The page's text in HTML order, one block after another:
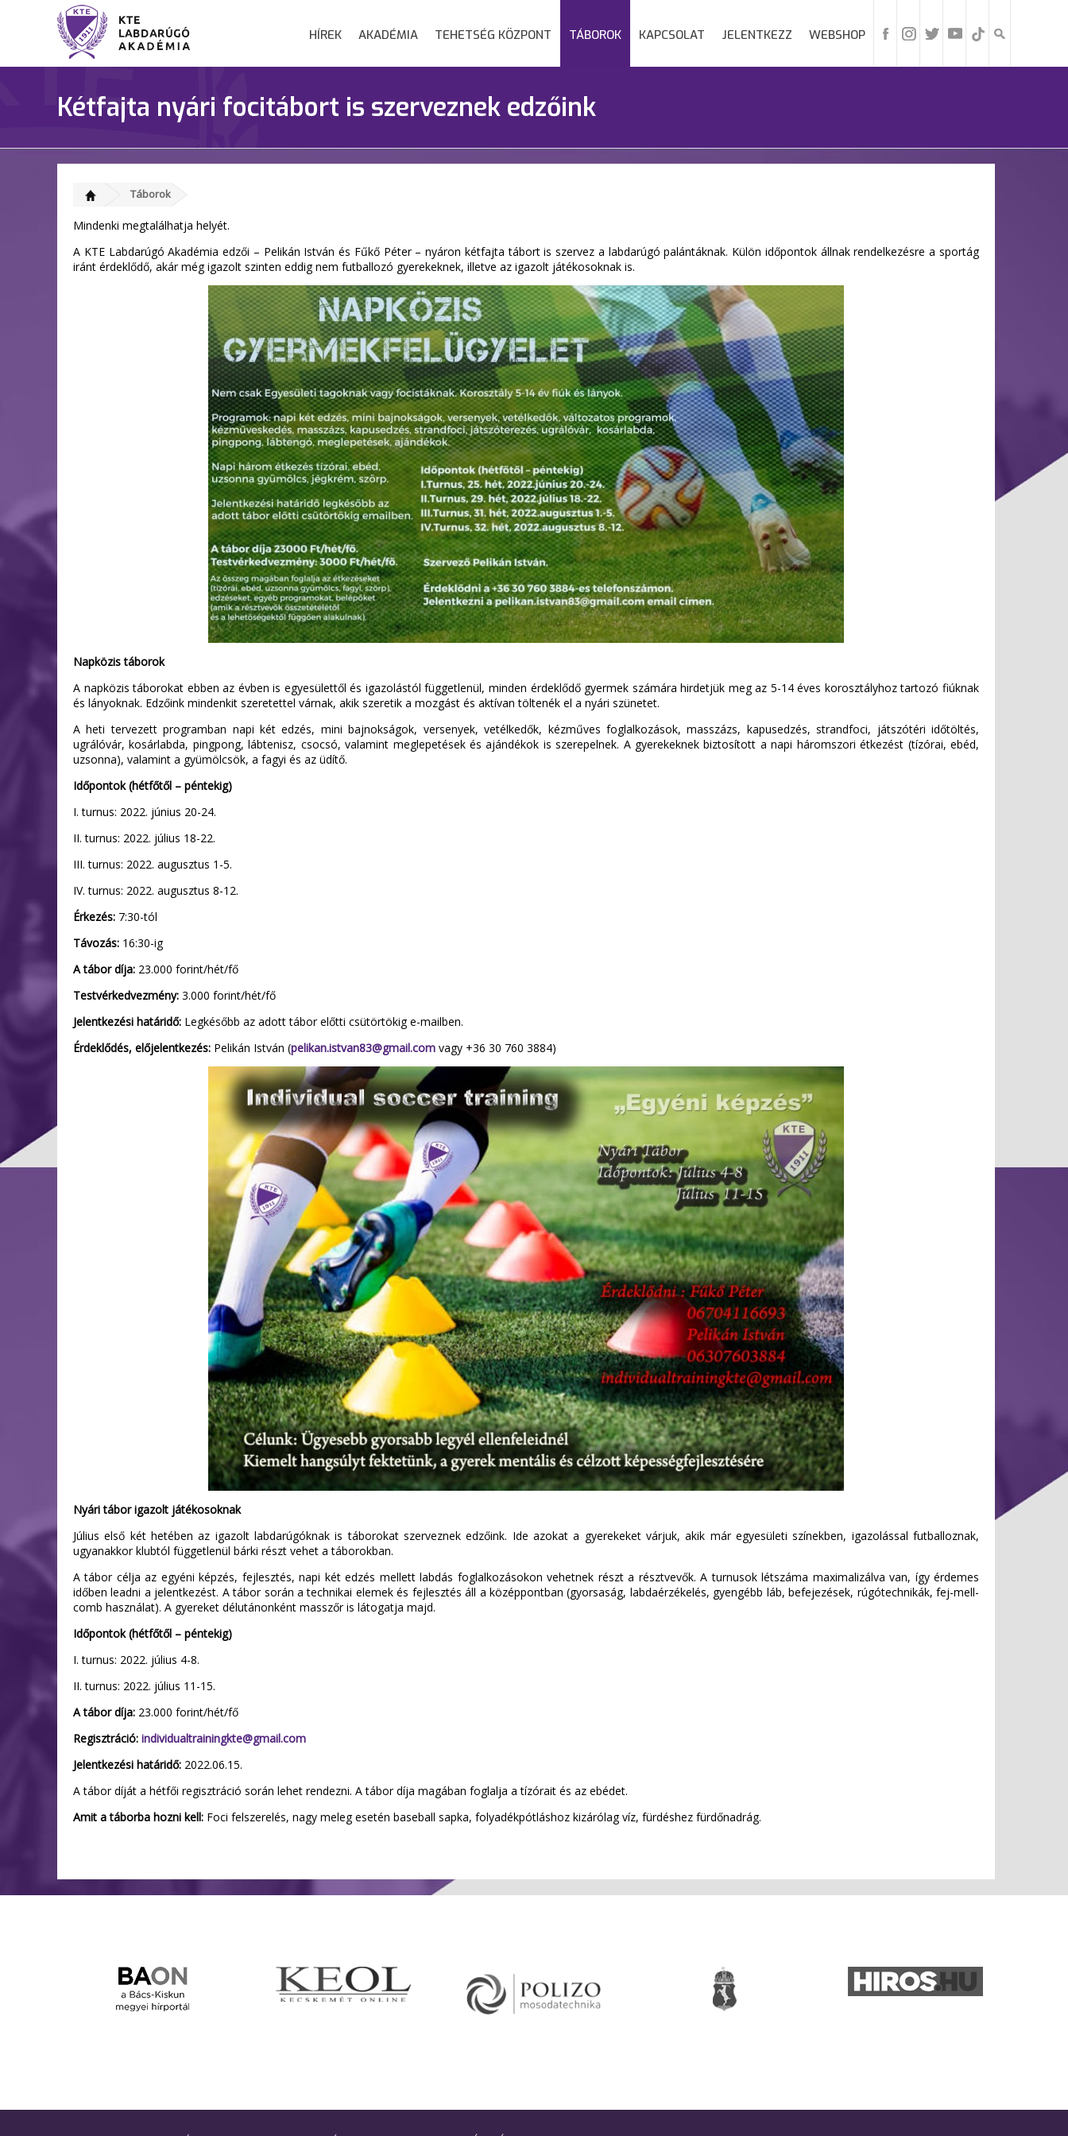
HÍREK AKADÉMIA TEHETSÉG KÖZPONT TÁBOROK KAPCSOLAT JELENTKEZZ WEBSHOP
Kétfajta nyári focitábort is szerveznek edzőink
Táborok
Mindenki megtalálhatja helyét.
A KTE Labdarúgó Akadémia edzői – Pelikán István és Fűkő Péter – nyáron kétfajta tábort is szervez a labdarúgó palántáknak. Külön időpontok állnak rendelkezésre a sportág
iránt érdeklődő, akár még igazolt szinten eddig nem futballozó gyerekeknek, illetve az igazolt játékosoknak is.
Napközis táborok
A napközis táborokat ebben az évben is egyesülettől és igazolástól függetlenül, minden érdeklődő gyermek számára hirdetjük meg az 5-14 éves korosztályhoz tartozó fiúknak
és lányoknak. Edzőink mindenkit szeretettel várnak, akik szeretik a mozgást és aktívan töltenék el a nyári szünetet.
A heti tervezett programban napi két edzés, mini bajnokságok, versenyek, vetélkedők, kézműves foglalkozások, masszázs, kapusedzés, strandfoci, játszótéri időtöltés,
ugrálóvár, kosárlabda, pingpong, lábtenisz, csocsó, valamint meglepetések és ajándékok is szerepelnek. A gyerekeknek biztosított a napi háromszori étkezést (tízórai, ebéd,
uzsonna), valamint a gyümölcsök, a fagyi és az üdítő.
Időpontok (hétfőtől – péntekig)
I. turnus: 2022. június 20-24.
II. turnus: 2022. július 18-22.
III. turnus: 2022. augusztus 1-5.
IV. turnus: 2022. augusztus 8-12.
Érkezés: 7:30-tól
Távozás: 16:30-ig
A tábor díja: 23.000 forint/hét/fő
Testvérkedvezmény: 3.000 forint/hét/fő
Jelentkezési határidő: Legkésőbb az adott tábor előtti csütörtökig e-mailben.
Érdeklődés, előjelentkezés: Pelikán István (pelikan.istvan83@gmail.com vagy +36 30 760 3884)
Nyári tábor igazolt játékosoknak
Július első két hetében az igazolt labdarúgóknak is táborokat szerveznek edzőink. Ide azokat a gyerekeket várjuk, akik már egyesületi színekben, igazolással futballoznak,
ugyanakkor klubtól függetlenül bárki részt vehet a táborokban.
A tábor célja az egyéni képzés, fejlesztés, napi két edzés mellett labdás foglalkozásokon vehetnek részt a résztvevők. A turnusok létszáma maximalizálva van, így érdemes
időben leadni a jelentkezést. A tábor során a technikai elemek és fejlesztés áll a középpontban (gyorsaság, labdaérzékelés, gyengébb láb, befejezések, rúgótechnikák, fej-mell-
comb használat). A gyereket délutánonként masszőr is látogatja majd.
Időpontok (hétfőtől – péntekig)
I. turnus: 2022. július 4-8.
II. turnus: 2022. július 11-15.
A tábor díja: 23.000 forint/hét/fő
Regisztráció: individualtrainingkte@gmail.com
Jelentkezési határidő: 2022.06.15.
A tábor díját a hétfői regisztráció során lehet rendezni. A tábor díja magában foglalja a tízórait és az ebédet.
Amit a táborba hozni kell: Foci felszerelés, nagy meleg esetén baseball sapka, folyadékpótláshoz kizárólag víz, fürdéshez fürdőnadrág.